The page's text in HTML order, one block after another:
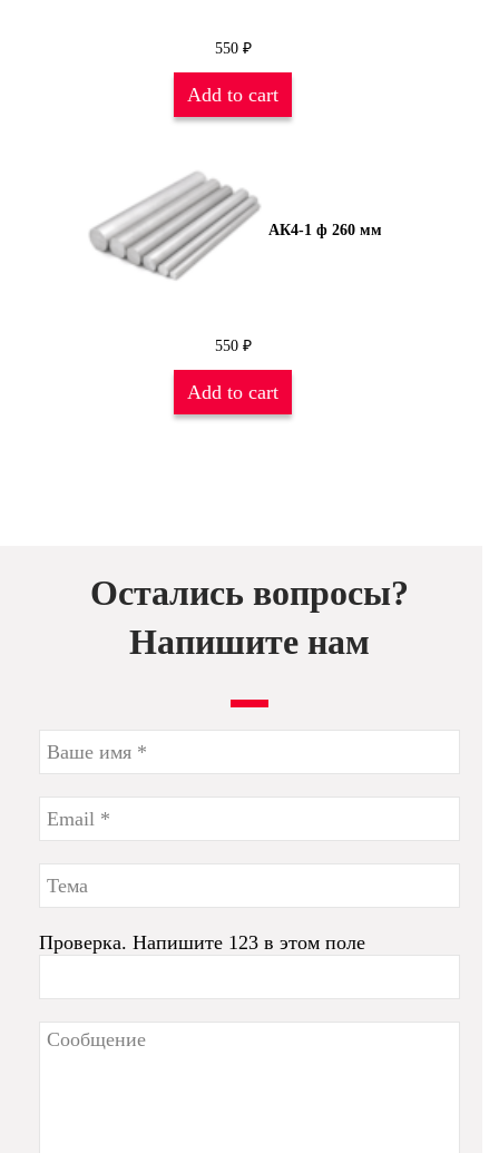
550 ₽
Add to cart
АК4-1 ф 260 мм
550 ₽
Add to cart
Остались вопросы?
Напишите нам
Проверка. Напишите 123 в этом поле